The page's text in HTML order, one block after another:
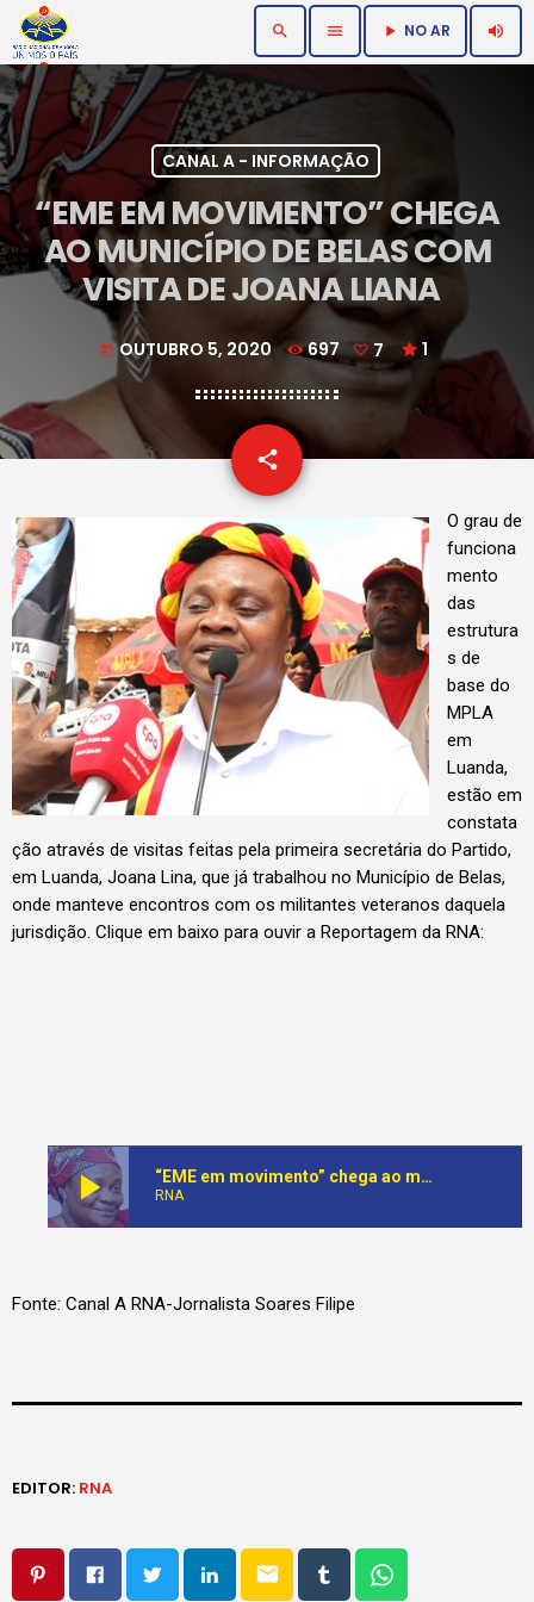
search menu play_arrow NO AR volume_up
CANAL A - INFORMAÇÃO
“EME EM MOVIMENTO” CHEGA
AO MUNICÍPIO DE BELAS COM
VISITA DE JOANA LIANA
today OUTUBRO 5, 2020 697 7 1
share
email
O grau de
funciona
mento
das
estrutura
s de
base do
MPLA
em
Luanda,
estão em
constata
ção através de visitas feitas pela primeira secretária do Partido,
em Luanda, Joana Lina, que já trabalhou no Município de Belas,
onde manteve encontros com os militantes veteranos daquela
jurisdição. Clique em baixo para ouvir a Reportagem da RNA:
play_arrow “EME em movimento” chega ao município de Belas com visita de Joana Liana
RNA
Fonte: Canal A RNA-Jornalista Soares Filipe
EDITOR: RNA
email